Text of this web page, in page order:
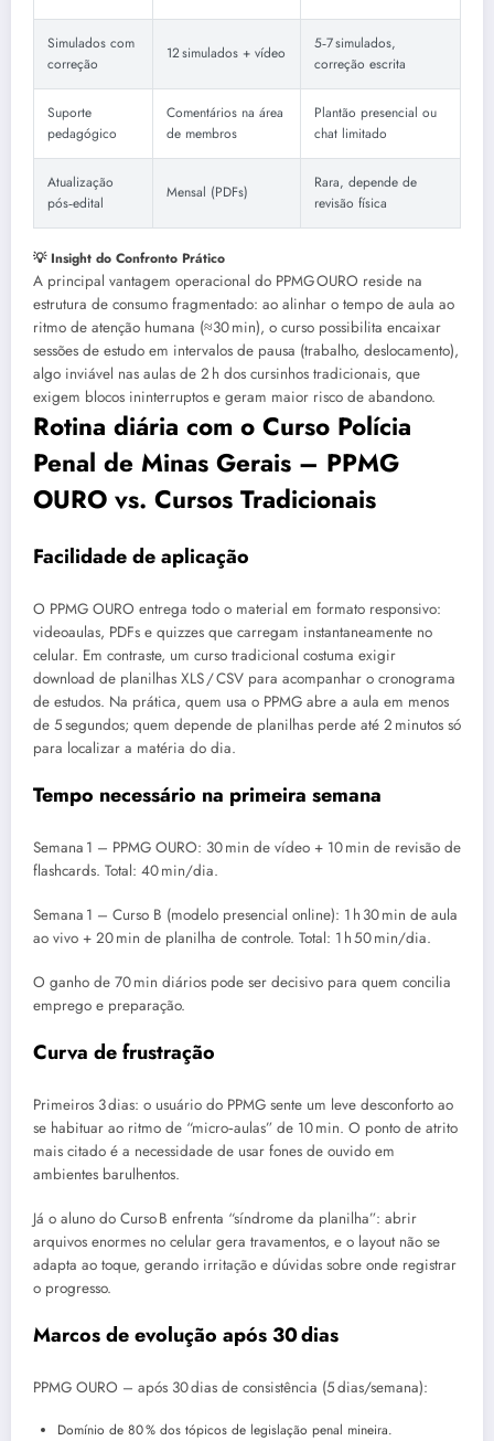
Simulados com
correção
12 simulados + vídeo
5‑7 simulados,
correção escrita
Suporte
pedagógico
Comentários na área
de membros
Plantão presencial ou
chat limitado
Atualização
pós‑edital
Mensal (PDFs)
Rara, depende de
revisão física
💡 Insight do Confronto Prático
A principal vantagem operacional do PPMG OURO reside na
estrutura de consumo fragmentado: ao alinhar o tempo de aula ao
ritmo de atenção humana (≈30 min), o curso possibilita encaixar
sessões de estudo em intervalos de pausa (trabalho, deslocamento),
algo inviável nas aulas de 2 h dos cursinhos tradicionais, que
exigem blocos ininterruptos e geram maior risco de abandono.
Rotina diária com o Curso Polícia
Penal de Minas Gerais – PPMG
OURO vs. Cursos Tradicionais
Facilidade de aplicação
O PPMG OURO entrega todo o material em formato responsivo:
videoaulas, PDFs e quizzes que carregam instantaneamente no
celular. Em contraste, um curso tradicional costuma exigir
download de planilhas XLS / CSV para acompanhar o cronograma
de estudos. Na prática, quem usa o PPMG abre a aula em menos
de 5 segundos; quem depende de planilhas perde até 2 minutos só
para localizar a matéria do dia.
Tempo necessário na primeira semana
Semana 1 – PPMG OURO: 30 min de vídeo + 10 min de revisão de
flashcards. Total: 40 min/dia.
Semana 1 – Curso B (modelo presencial online): 1 h 30 min de aula
ao vivo + 20 min de planilha de controle. Total: 1 h 50 min/dia.
O ganho de 70 min diários pode ser decisivo para quem concilia
emprego e preparação.
Curva de frustração
Primeiros 3 dias: o usuário do PPMG sente um leve desconforto ao
se habituar ao ritmo de “micro‑aulas” de 10 min. O ponto de atrito
mais citado é a necessidade de usar fones de ouvido em
ambientes barulhentos.
Já o aluno do Curso B enfrenta “síndrome da planilha”: abrir
arquivos enormes no celular gera travamentos, e o layout não se
adapta ao toque, gerando irritação e dúvidas sobre onde registrar
o progresso.
Marcos de evolução após 30 dias
PPMG OURO – após 30 dias de consistência (5 dias/semana):
Domínio de 80 % dos tópicos de legislação penal mineira.